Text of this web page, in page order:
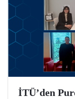
İTÜ’den